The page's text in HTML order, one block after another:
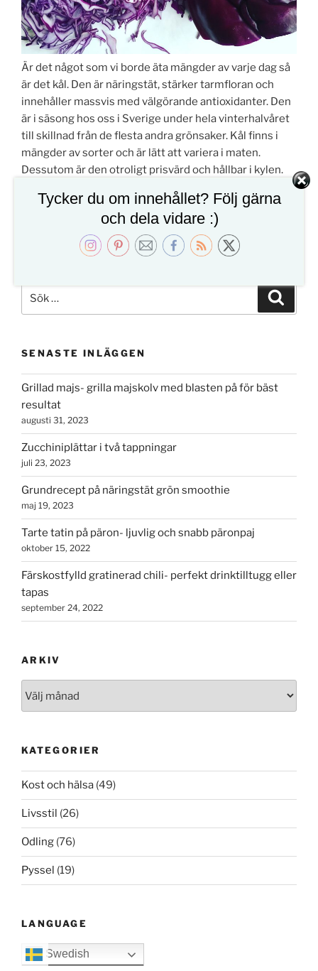
Är det något som vi borde äta mängder av varje dag så
är det kål. Den är näringstät, stärker tarmfloran och
innehåller massvis med välgörande antioxidanter. Den
är i säsong hos oss i Sverige under hela vinterhalvåret
till skillnad från de flesta andra grönsaker. Kål finns i
mängder av sorter och är lätt att variera i maten.
Dessutom är den otroligt prisvärd och hållbar i kylen.
”Kål
i
alla
i
säsong”
Sök
efter:
SENASTE INLÄGGEN
Grillad majs- grilla majskolv med blasten på för bäst
resultat
augusti 31, 2023
Zucchiniplättar i två tappningar
juli 23, 2023
Grundrecept på näringstät grön smoothie
maj 19, 2023
Tarte tatin på päron- ljuvlig och snabb päronpaj
oktober 15, 2022
Färskostfylld gratinerad chili- perfekt drinktilltugg eller
tapas
september 24, 2022
ARKIV
KATEGORIER
Kost och hälsa (49)
Livsstil (26)
Odling (76)
Pyssel (19)
LANGUAGE
Swedish
Tycker du om innehållet? Följ gärna
och dela vidare :)